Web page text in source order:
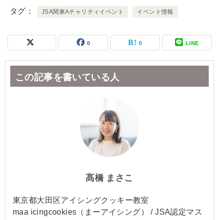
タグ JSA関東Aチャリティイベント イベント情報
0 0 LINE
この記事を書いている人
髙橋 まさこ
東京都大田区アイシングクッキー教室
maa icingcookies（まーアイシング） / JSA認定マス